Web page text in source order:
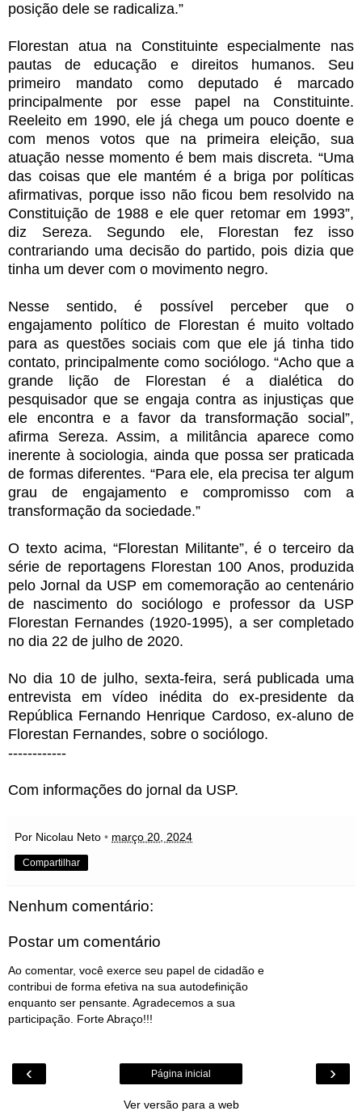
posição dele se radicaliza.”
Florestan atua na Constituinte especialmente nas
pautas de educação e direitos humanos. Seu
primeiro mandato como deputado é marcado
principalmente por esse papel na Constituinte.
Reeleito em 1990, ele já chega um pouco doente e
com menos votos que na primeira eleição, sua
atuação nesse momento é bem mais discreta. “Uma
das coisas que ele mantém é a briga por políticas
afirmativas, porque isso não ficou bem resolvido na
Constituição de 1988 e ele quer retomar em 1993”,
diz Sereza. Segundo ele, Florestan fez isso
contrariando uma decisão do partido, pois dizia que
tinha um dever com o movimento negro.
Nesse sentido, é possível perceber que o
engajamento político de Florestan é muito voltado
para as questões sociais com que ele já tinha tido
contato, principalmente como sociólogo. “Acho que a
grande lição de Florestan é a dialética do
pesquisador que se engaja contra as injustiças que
ele encontra e a favor da transformação social”,
afirma Sereza. Assim, a militância aparece como
inerente à sociologia, ainda que possa ser praticada
de formas diferentes. “Para ele, ela precisa ter algum
grau de engajamento e compromisso com a
transformação da sociedade.”
O texto acima, “Florestan Militante”, é o terceiro da
série de reportagens Florestan 100 Anos, produzida
pelo Jornal da USP em comemoração ao centenário
de nascimento do sociólogo e professor da USP
Florestan Fernandes (1920-1995), a ser completado
no dia 22 de julho de 2020.
No dia 10 de julho, sexta-feira, será publicada uma
entrevista em vídeo inédita do ex-presidente da
República Fernando Henrique Cardoso, ex-aluno de
Florestan Fernandes, sobre o sociólogo.
------------
Com informações do jornal da USP.
Por Nicolau Neto • março 20, 2024
Compartilhar
Nenhum comentário:
Postar um comentário
Ao comentar, você exerce seu papel de cidadão e
contribui de forma efetiva na sua autodefinição
enquanto ser pensante. Agradecemos a sua
participação. Forte Abraço!!!
‹ ›
Página inicial
Ver versão para a web